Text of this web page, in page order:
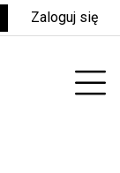
Zaloguj się